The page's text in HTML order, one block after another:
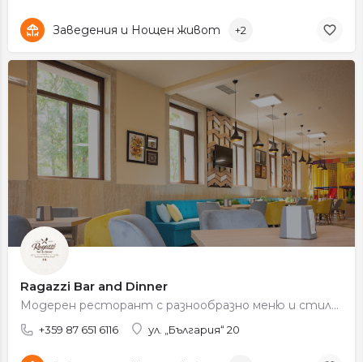
Заведения и Нощен живот +2
Ragazzi Bar and Dinner
Модерен ресторант с разнообразно меню и стилна обстановка.
+359 87 651 6116 ул. „Бългaрия“ 20